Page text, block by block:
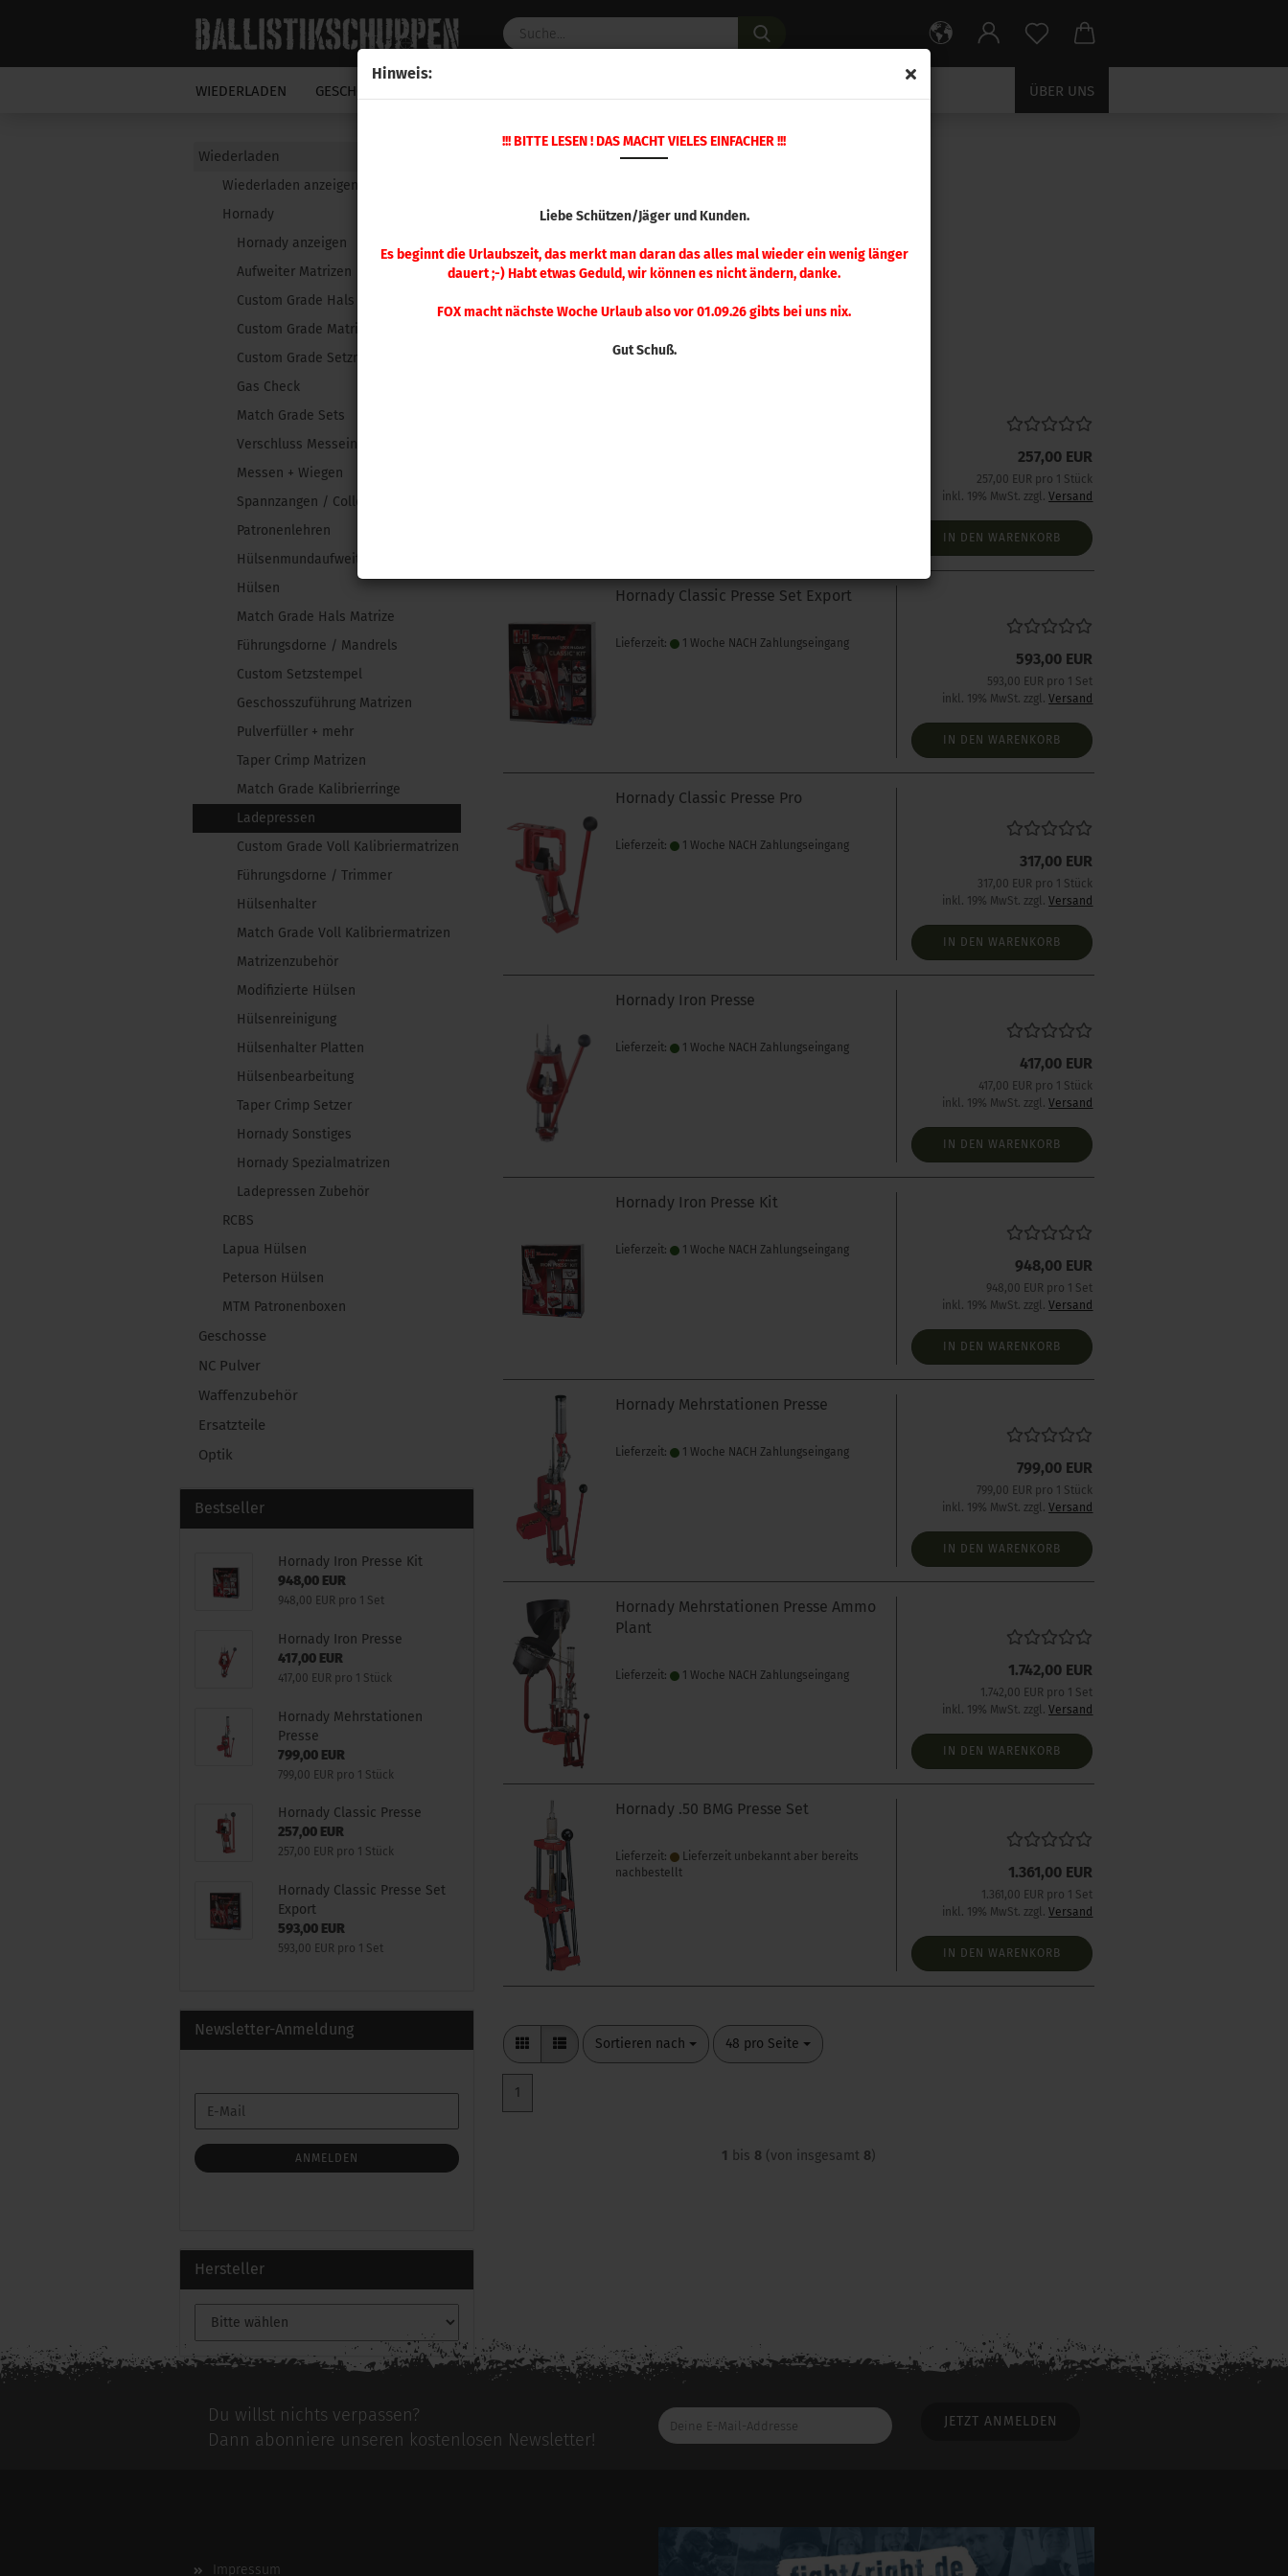
Hinweis:
!!! BITTE LESEN ! DAS MACHT VIELES EINFACHER !!!
Liebe Schützen/Jäger und Kunden.
Es beginnt die Urlaubszeit, das merkt man daran das alles mal wieder ein wenig länger
dauert ;-) Habt etwas Geduld, wir können es nicht ändern, danke.
FOX macht nächste Woche Urlaub also vor 01.09.26 gibts bei uns nix.
Gut Schuß.
WIEDERLADEN GESCHOSSE ÜBER UNS
Startseite » Wiederladen » Hornady » Ladepressen
Sortieren nach
Sortieren nach 48 pro Seite
pro Seite
257,00 EUR
257,00 EUR pro 1 Stück
inkl. 19% MwSt. zzgl.Versand
IN DEN WARENKORB
Hornady Classic Presse Set Export
Lieferzeit: 1 Woche NACH Zahlungseingang
593,00 EUR
593,00 EUR pro 1 Set
inkl. 19% MwSt. zzgl.Versand
IN DEN WARENKORB
Hornady Classic Presse Pro
Lieferzeit: 1 Woche NACH Zahlungseingang
317,00 EUR
317,00 EUR pro 1 Stück
inkl. 19% MwSt. zzgl.Versand
IN DEN WARENKORB
Hornady Iron Presse
Lieferzeit: 1 Woche NACH Zahlungseingang
417,00 EUR
417,00 EUR pro 1 Stück
inkl. 19% MwSt. zzgl.Versand
IN DEN WARENKORB
Hornady Iron Presse Kit
Lieferzeit: 1 Woche NACH Zahlungseingang
948,00 EUR
948,00 EUR pro 1 Set
inkl. 19% MwSt. zzgl.Versand
IN DEN WARENKORB
Hornady Mehrstationen Presse
Lieferzeit: 1 Woche NACH Zahlungseingang
799,00 EUR
799,00 EUR pro 1 Stück
inkl. 19% MwSt. zzgl.Versand
IN DEN WARENKORB
Hornady Mehrstationen Presse Ammo
Plant
Lieferzeit: 1 Woche NACH Zahlungseingang 1.742,00 EUR
1.742,00 EUR pro 1 Set
inkl. 19% MwSt. zzgl.Versand
IN DEN WARENKORB
Hornady .50 BMG Presse Set
Lieferzeit:
Lieferzeit unbekannt aber bereits
nachbestellt
1.361,00 EUR
1.361,00 EUR pro 1 Set
inkl. 19% MwSt. zzgl.Versand
IN DEN WARENKORB
Sortieren nach
Sortieren nach 48 pro Seite
pro Seite
1
1 bis 8 (von insgesamt 8)
Wiederladen
Wiederladen anzeigen
Hornady
Hornady anzeigen
Aufweiter Matrizen
Custom Grade Hals Matrize
Custom Grade Matrizensatz
Custom Grade Setzmatrizen
Gas Check
Match Grade Sets
Verschluss Messeinsätze
Messen + Wiegen
Spannzangen / Collets
Patronenlehren
Hülsenmundaufweiter
Hülsen
Match Grade Hals Matrize
Führungsdorne / Mandrels
Custom Setzstempel
Geschosszuführung Matrizen
Pulverfüller + mehr
Taper Crimp Matrizen
Match Grade Kalibrierringe
Ladepressen
Custom Grade Voll Kalibriermatrizen
Führungsdorne / Trimmer
Hülsenhalter
Match Grade Voll Kalibriermatrizen
Matrizenzubehör
Modifizierte Hülsen
Hülsenreinigung
Hülsenhalter Platten
Hülsenbearbeitung
Taper Crimp Setzer
Hornady Sonstiges
Hornady Spezialmatrizen
Ladepressen Zubehör
RCBS
Lapua Hülsen
Peterson Hülsen
MTM Patronenboxen
Geschosse
NC Pulver
Waffenzubehör
Ersatzteile
Optik
Bestseller
Hornady Iron Presse Kit
948,00 EUR
948,00 EUR pro 1 Set
Hornady Iron Presse
417,00 EUR
417,00 EUR pro 1 Stück
Hornady Mehrstationen
Presse
799,00 EUR
799,00 EUR pro 1 Stück
Hornady Classic Presse
257,00 EUR
257,00 EUR pro 1 Stück
Hornady Classic Presse Set
Export
593,00 EUR
593,00 EUR pro 1 Set
Newsletter-Anmeldung
ZUR
ANMELDUNG
E-
Mail
ANMELDEN
Hersteller
Du willst nichts verpassen?
Dann abonniere unseren kostenlosen Newsletter!
Deine
E-
Impressum